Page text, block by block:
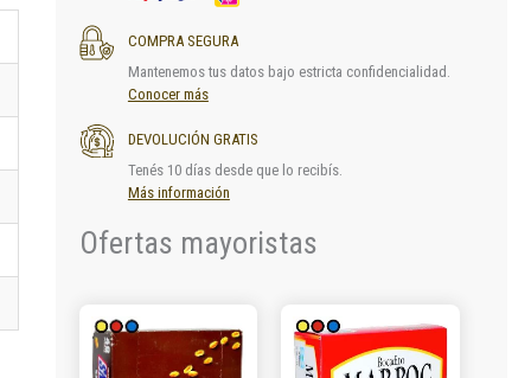
COMPRA SEGURA
Mantenemos tus datos bajo estricta confidencialidad.
Conocer más
DEVOLUCIÓN GRATIS
Tenés 10 días desde que lo recibís.
Más información
Ofertas mayoristas
producto